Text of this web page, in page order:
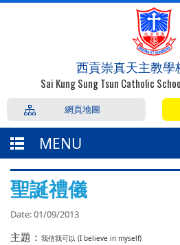
西貢崇真天主教學
Sai Kung Sung Tsun Catholic
網頁地圖
MENU
聖誕禮儀
Date:01/09/2013
主題： 我信我可以 (I believe in myself)